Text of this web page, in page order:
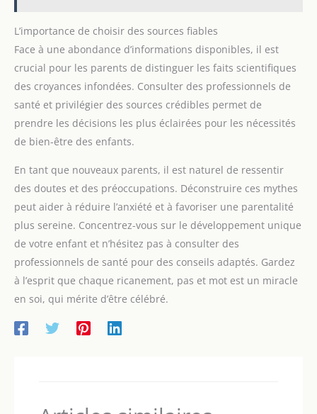
L’importance de choisir des sources fiables
Face à une abondance d’informations disponibles, il est
crucial pour les parents de distinguer les faits scientifiques
des croyances infondées. Consulter des professionnels de
santé et privilégier des sources crédibles permet de
prendre les décisions les plus éclairées pour les nécessités
de bien-être des enfants.
En tant que nouveaux parents, il est naturel de ressentir
des doutes et des préoccupations. Déconstruire ces mythes
peut aider à réduire l’anxiété et à favoriser une parentalité
plus sereine. Concentrez-vous sur le développement unique
de votre enfant et n’hésitez pas à consulter des
professionnels de santé pour des conseils adaptés. Gardez
à l’esprit que chaque ricanement, pas et mot est un miracle
en soi, qui mérite d’être célébré.